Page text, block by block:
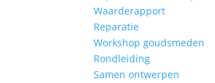
Waarderapport
Reparatie
Workshop goudsmeden
Rondleiding
Samen ontwerpen